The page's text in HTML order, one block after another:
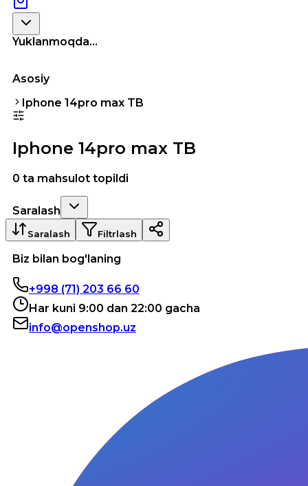
Yuklanmoqda...
Asosiy
Iphone 14pro max TB
Iphone 14pro max TB
0 ta mahsulot topildi
Saralash
Saralash Filtrlash
Biz bilan bog'laning
+998 (71) 203 66 60
Har kuni 9:00 dan 22:00 gacha
info@openshop.uz